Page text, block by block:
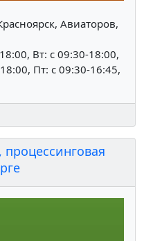
Авиаторов,
Вт: c 09:30-18:00,
Пт: c 09:30-16:45,
процессинговая